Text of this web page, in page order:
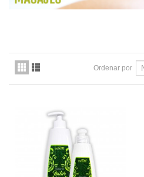
Ordenar por